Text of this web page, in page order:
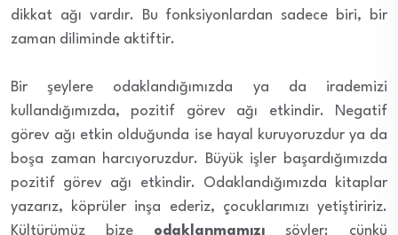
dikkat ağı vardır. Bu fonksiyonlardan sadece biri, bir
zaman diliminde aktiftir.
Bir şeylere odaklandığımızda ya da irademizi
kullandığımızda, pozitif görev ağı etkindir. Negatif
görev ağı etkin olduğunda ise hayal kuruyoruzdur ya da
boşa zaman harcıyoruzdur. Büyük işler başardığımızda
pozitif görev ağı etkindir. Odaklandığımızda kitaplar
yazarız, köprüler inşa ederiz, çocuklarımızı yetiştiririz.
Kültürümüz bize odaklanmamızı söyler; çünkü